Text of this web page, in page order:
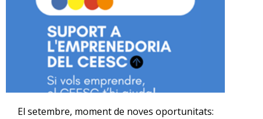
El setembre, moment de noves oportunitats: